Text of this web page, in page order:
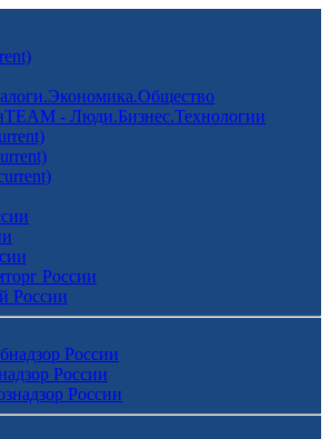
- Люди.Бизнес.Технологии
России
России
России
России
России